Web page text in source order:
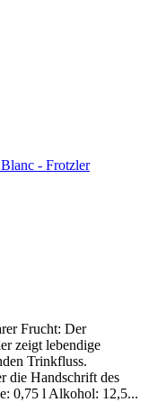
Frucht: Der
zeigt lebendige
Trinkfluss.
die Handschrift des
0,75 l Alkohol: 12,5...